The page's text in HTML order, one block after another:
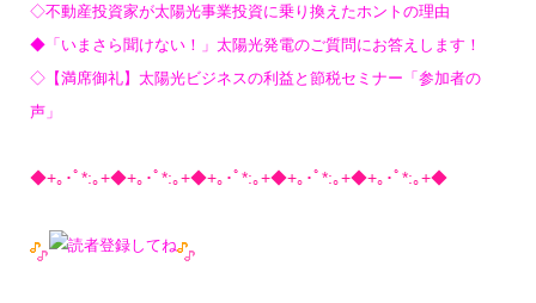
◇不動産投資家が太陽光事業投資に乗り換えたホントの理由
◆「いまさら聞けない！」太陽光発電のご質問にお答えします！
◇【満席御礼】太陽光ビジネスの利益と節税セミナー「参加者の
声」
◆+｡･ﾟ*:｡+◆+｡･ﾟ*:｡+◆+｡･ﾟ*:｡+◆+｡･ﾟ*:｡+◆+｡･ﾟ*:｡+◆